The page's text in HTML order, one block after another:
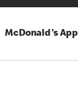
McDonald's App